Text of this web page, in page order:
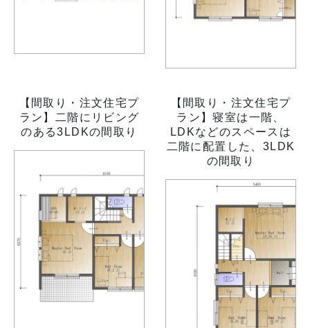
【間取り・注文住宅プ
ラン】二階にリビング
のある3LDKの間取り
【間取り・注文住宅プ
ラン】寝室は一階、
LDKなどのスペースは
二階に配置した、3LDK
の間取り